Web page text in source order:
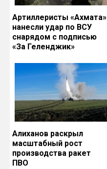
Артиллеристы «Ахмата»
нанесли удар по ВСУ
снарядом с подписью
«За Геленджик»
Алиханов раскрыл
масштабный рост
производства ракет
ПВО